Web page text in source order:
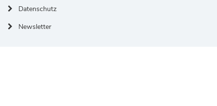
Datenschutz
Newsletter